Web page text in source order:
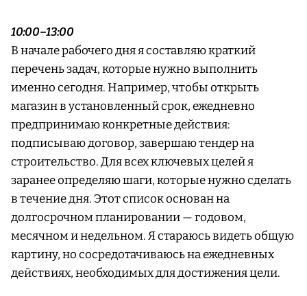
10:00–13:00
В начале рабочего дня я составляю краткий
перечень задач, которые нужно выполнить
именно сегодня. Например, чтобы открыть
магазин в установленный срок, ежедневно
предпринимаю конкретные действия:
подписываю договор, завершаю тендер на
строительство. Для всех ключевых целей я
заранее определяю шаги, которые нужно сделать
в течение дня. Этот список основан на
долгосрочном планировании — годовом,
месячном и недельном. Я стараюсь видеть общую
картину, но сосредотачиваюсь на ежедневных
действиях, необходимых для достижения цели.